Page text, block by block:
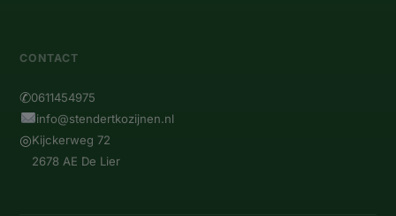
CONTACT
✆0611454975
info@stendertkozijnen.nl
◎Kijckerweg 72
2678 AE De Lier